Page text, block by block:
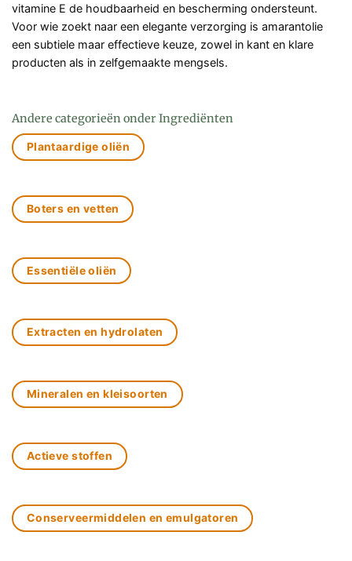
vitamine E de houdbaarheid en bescherming ondersteunt.
Voor wie zoekt naar een elegante verzorging is amarantolie
een subtiele maar effectieve keuze, zowel in kant en klare
producten als in zelfgemaakte mengsels.
Andere categorieën onder Ingrediënten
Plantaardige oliën
Boters en vetten
Essentiële oliën
Extracten en hydrolaten
Mineralen en kleisoorten
Actieve stoffen
Conserveermiddelen en emulgatoren